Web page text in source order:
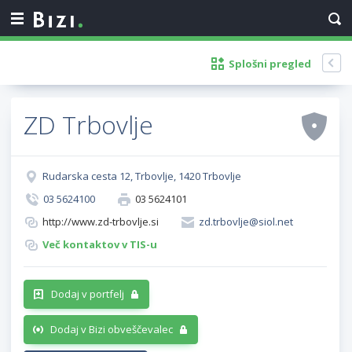
Splošni pregled
ZD Trbovlje
Rudarska cesta 12, Trbovlje, 1420 Trbovlje
03 5624100
03 5624101
http://www.zd-trbovlje.si
zd.trbovlje@siol.net
Več kontaktov v TIS-u
Dodaj v portfelj
Dodaj v Bizi obveščevalec